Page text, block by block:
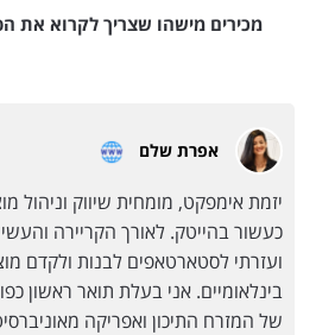
מכירים מישהו שצריך לקרוא את
אפרת שלם
יזמת אימפקט, מומחית שיווק וניהול
כעשור בהייטק. לאורך הקריירה
ועזרתי לסטארטאפים לבנות ולקדם
בינלאומיים. אני בעלת תואר ראשון
של המזרח התיכון ואפריקה